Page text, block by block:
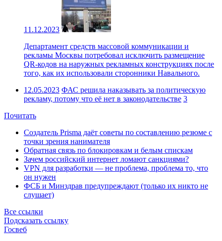
11.12.2023
Департамент средств массовой коммуникации и
рекламы Москвы потребовал исключить размещение
QR-кодов на наружных рекламных конструкциях после
того, как их использовали сторонники Навального.
12.05.2023 ФАС решила наказывать за политическую
рекламу, потому что её нет в законодательстве 3
Почитать
Создатель Prisma даёт советы по составлению резюме с
точки зрения нанимателя
Обратная связь по блокировкам и белым спискам
Зачем российский интернет ломают санкциями?
VPN для разработки — не проблема, проблема то, что
он нужен
ФСБ и Минздрав предупреждают (только их никто не
слушает)
Все ссылки
Подсказать ссылку
Госвеб